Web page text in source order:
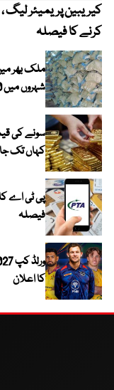
کرنے کا فیصلہ
ملک بھر
شہروں میں 20 کلو تھیلا 100 روپے تک مہنگا
سونے کی
کہاں تک
پی ٹی اے
فیصلہ
کا اعلان